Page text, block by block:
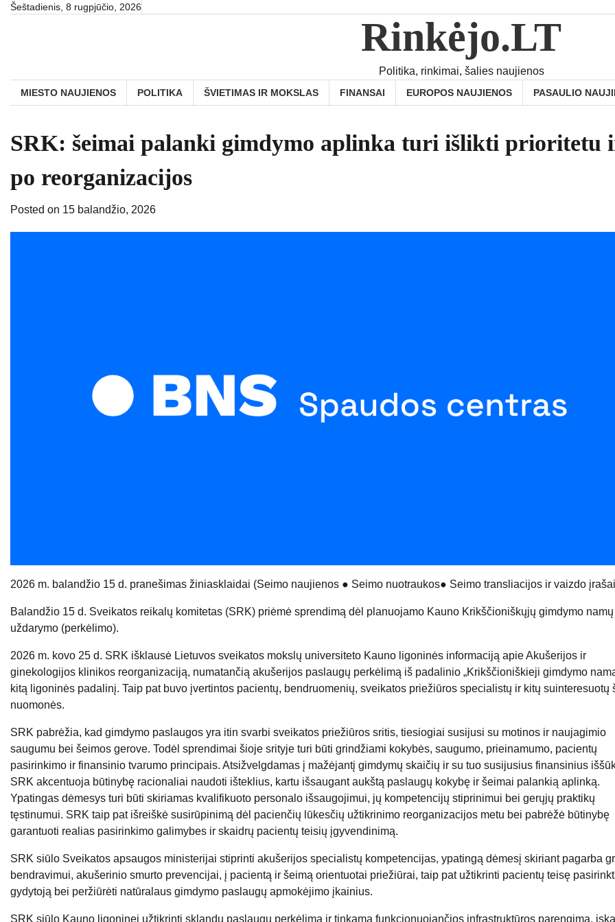
SkipŠeštadienis, 8 rugpjūčio, 2026
Rinkėjo.LT
Politika, rinkimai, šalies naujienos
MIESTO NAUJIENOS POLITIKA ŠVIETIMAS IR MOKSLAS FINANSAI EUROPOS NAUJIENOS PASAULIO
SRK: šeimai palanki gimdymo aplinka turi išlikti prioritetu
po reorganizacijos
Posted on 15 balandžio, 2026
2026 m. balandžio 15 d. pranešimas žiniasklaidai (Seimo naujienos ● Seimo nuotraukos● Seimo transliacijos ir vaizdo įrašai
Balandžio 15 d. Sveikatos reikalų komitetas (SRK) priėmė sprendimą dėl planuojamo Kauno Krikščioniškųjų gimdymo namų
uždarymo (perkėlimo).
2026 m. kovo 25 d. SRK išklausė Lietuvos sveikatos mokslų universiteto Kauno ligoninės informaciją apie Akušerijos ir
ginekologijos klinikos reorganizaciją, numatančią akušerijos paslaugų perkėlimą iš padalinio „Krikščioniškieji gimdymo
kitą ligoninės padalinį. Taip pat buvo įvertintos pacientų, bendruomenių, sveikatos priežiūros specialistų ir kitų suinteresuotų
nuomonės.
SRK pabrėžia, kad gimdymo paslaugos yra itin svarbi sveikatos priežiūros sritis, tiesiogiai susijusi su motinos ir naujagimio
saugumu bei šeimos gerove. Todėl sprendimai šioje srityje turi būti grindžiami kokybės, saugumo, prieinamumo, pacientų
pasirinkimo ir finansinio tvarumo principais. Atsižvelgdamas į mažėjantį gimdymų skaičių ir su tuo susijusius finansinius
SRK akcentuoja būtinybę racionaliai naudoti išteklius, kartu išsaugant aukštą paslaugų kokybę ir šeimai palankią aplinką.
Ypatingas dėmesys turi būti skiriamas kvalifikuoto personalo išsaugojimui, jų kompetencijų stiprinimui bei gerųjų praktikų
tęstinumui. SRK taip pat išreiškė susirūpinimą dėl pacienčių lūkesčių užtikrinimo reorganizacijos metu bei pabrėžė būtinybę
garantuoti realias pasirinkimo galimybes ir skaidrų pacientų teisių įgyvendinimą.
SRK siūlo Sveikatos apsaugos ministerijai stiprinti akušerijos specialistų kompetencijas, ypatingą dėmesį skiriant pagarba
bendravimui, akušerinio smurto prevencijai, į pacientą ir šeimą orientuotai priežiūrai, taip pat užtikrinti pacientų teisę
gydytoją bei peržiūrėti natūralaus gimdymo paslaugų apmokėjimo įkainius.
SRK siūlo Kauno ligoninei užtikrinti sklandų paslaugų perkėlimą ir tinkamą funkcionuojančios infrastruktūros parengimą,